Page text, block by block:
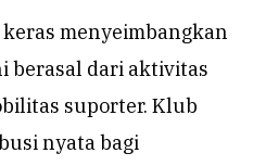
menyeimbangkan
berasal dari aktivitas
suporter. Klub
nyata bagi